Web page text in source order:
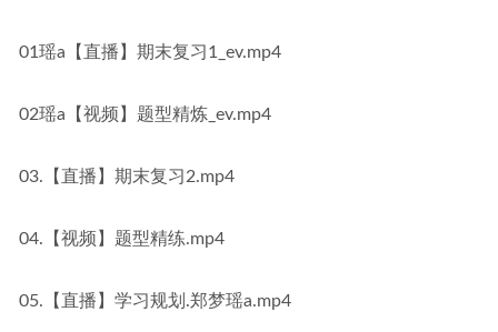
01瑶a【直播】期末复习1_ev.mp4
02瑶a【视频】题型精炼_ev.mp4
03.【直播】期末复习2.mp4
04.【视频】题型精练.mp4
05.【直播】学习规划.郑梦瑶a.mp4